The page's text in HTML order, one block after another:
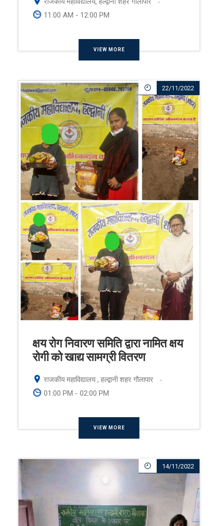
-
11:00 AM - 12:00 PM
VIEW MORE
22/11/2022
क्षय रोग निवारण समिति द्वारा नामित क्षय
रोगी को खाद्य सामग्री वितरण
राजकीय महाविद्यालय , हल्द्वानी शहर गौलापार -
01:00 PM - 02:00 PM
VIEW MORE
14/11/2022